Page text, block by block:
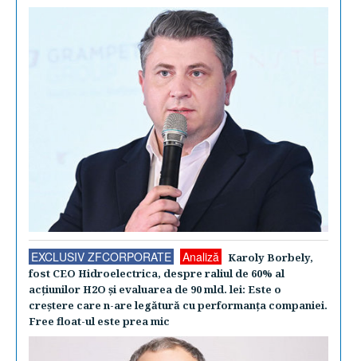
EXCLUSIV ZFCORPORATE Analiză
Karoly Borbely,
fost CEO Hidroelectrica, despre raliul de 60% al
acţiunilor H2O şi evaluarea de 90 mld. lei: Este o
creştere care n-are legătură cu performanţa companiei.
Free float-ul este prea mic